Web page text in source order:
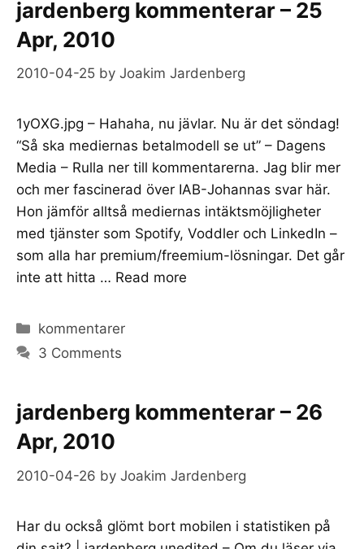
jardenberg kommenterar – 25
Apr, 2010
2010-04-25 by Joakim Jardenberg
1yOXG.jpg – Hahaha, nu jävlar. Nu är det söndag!
“Så ska mediernas betalmodell se ut” – Dagens
Media – Rulla ner till kommentarerna. Jag blir mer
och mer fascinerad över IAB-Johannas svar här.
Hon jämför alltså mediernas intäktsmöjligheter
med tjänster som Spotify, Voddler och LinkedIn –
som alla har premium/freemium-lösningar. Det går
inte att hitta … Read more
Categories
kommentarer
3 Comments
jardenberg kommenterar – 26
Apr, 2010
2010-04-26 by Joakim Jardenberg
Har du också glömt bort mobilen i statistiken på